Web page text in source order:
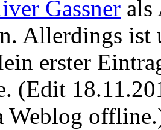
Gassner als
Allerdings ist
erster
(Edit
Weblog